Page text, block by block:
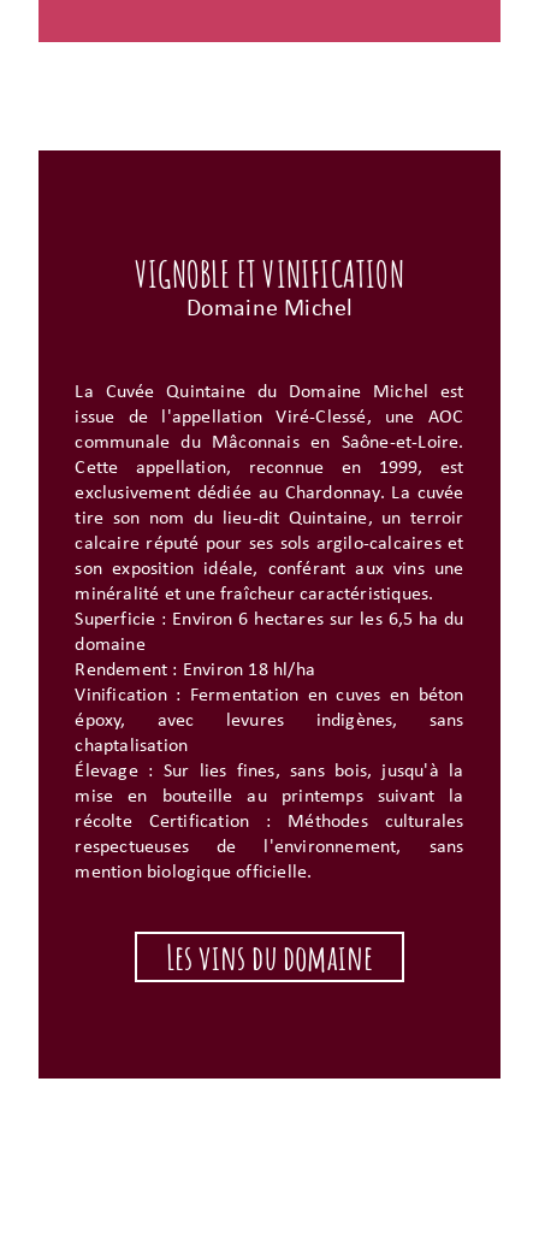
VIGNOBLE ET VINIFICATION
Domaine Michel
La Cuvée Quintaine du Domaine Michel est
issue de l'appellation Viré-Clessé, une AOC
communale du Mâconnais en Saône-et-Loire.
Cette appellation, reconnue en 1999, est
exclusivement dédiée au Chardonnay. La cuvée
tire son nom du lieu-dit Quintaine, un terroir
calcaire réputé pour ses sols argilo-calcaires et
son exposition idéale, conférant aux vins une
minéralité et une fraîcheur caractéristiques.
Superficie : Environ 6 hectares sur les 6,5 ha du
domaine
Rendement : Environ 18 hl/ha
Vinification : Fermentation en cuves en béton
époxy, avec levures indigènes, sans
chaptalisation
Élevage : Sur lies fines, sans bois, jusqu'à la
mise en bouteille au printemps suivant la
récolte Certification : Méthodes culturales
respectueuses de l'environnement, sans
mention biologique officielle.
Les vins du domaine